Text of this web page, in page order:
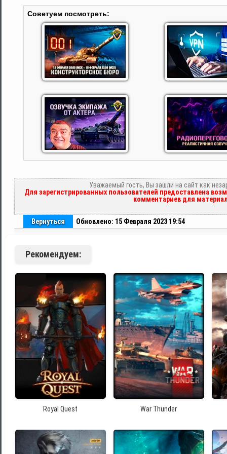
Советуем посмотреть:
Уважаемый гость, Вы зашли на сайт как
Для зарегистрированных пользователей предоставлена
комментариев для
Вернуться Обновлено: 15 Февраля 2023 19:54
Рекомендуем:
Royal Quest War Thunder